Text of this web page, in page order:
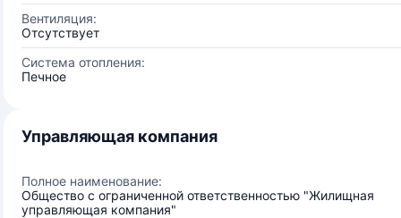
Вентиляция:
Отсутствует
Система отопления:
Печное
Управляющая компания
Полное наименование:
Общество с ограниченной ответственностью "Жилищная
управляющая компания"